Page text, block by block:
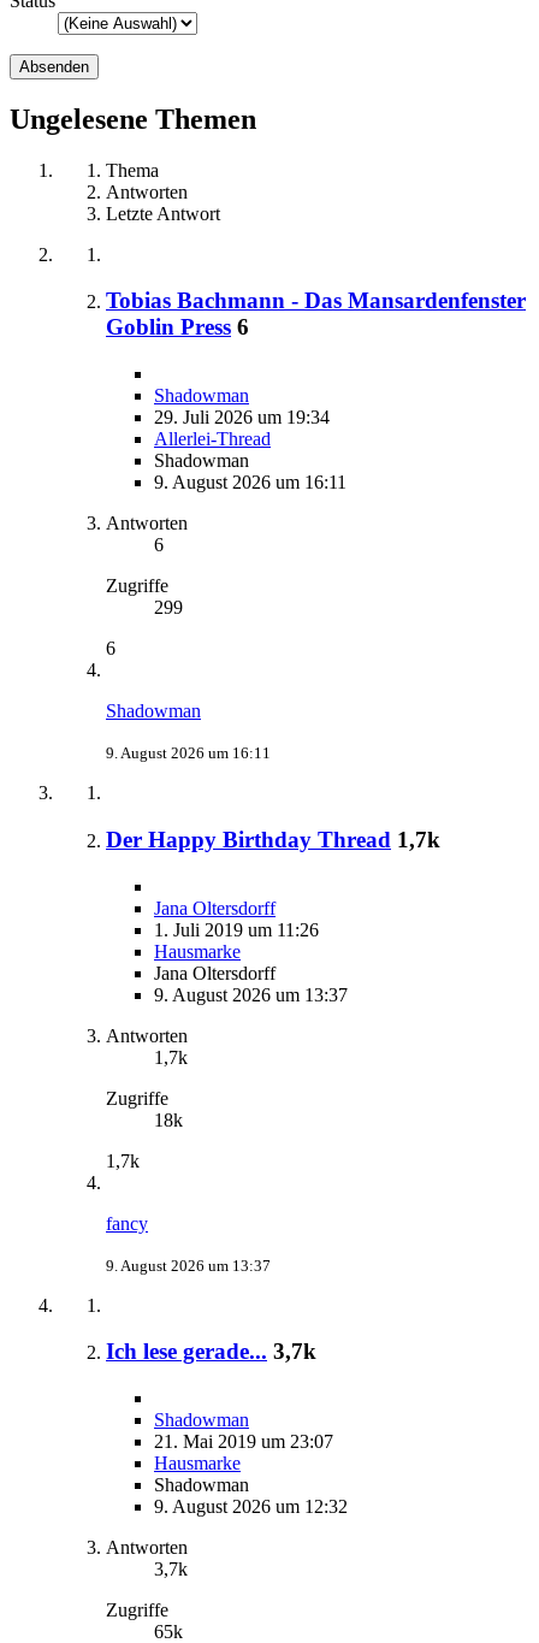
Ungelesene Themen
Thema
Antworten
Letzte Antwort
Tobias Bachmann - Das Mansardenfenster
Goblin Press 6
Shadowman
29. Juli 2026 um 19:34
Allerlei-Thread
Shadowman
9. August 2026 um 16:11
Antworten
6
Zugriffe
299
6
Shadowman
9. August 2026 um 16:11
Der Happy Birthday Thread 1,7k
Jana Oltersdorff
1. Juli 2019 um 11:26
Hausmarke
Jana Oltersdorff
9. August 2026 um 13:37
Antworten
1,7k
Zugriffe
18k
1,7k
fancy
9. August 2026 um 13:37
Ich lese gerade... 3,7k
Shadowman
21. Mai 2019 um 23:07
Hausmarke
Shadowman
9. August 2026 um 12:32
Antworten
3,7k
Zugriffe
65k